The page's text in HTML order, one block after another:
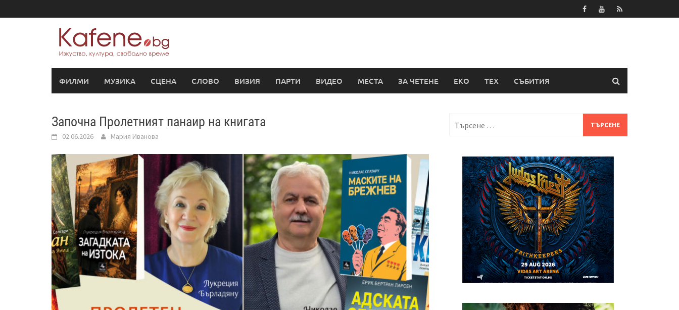
to
ФИЛМИ МУЗИКА СЦЕНА СЛОВО ВИЗИЯ ПАРТИ ВИДЕО МЕСТА ЗА ЧЕТЕНЕ ЕКО ТЕХ СЪБИТИЯ
Започна Пролетният панаир на книгата
02.06.2026 Мария Иванова
за: